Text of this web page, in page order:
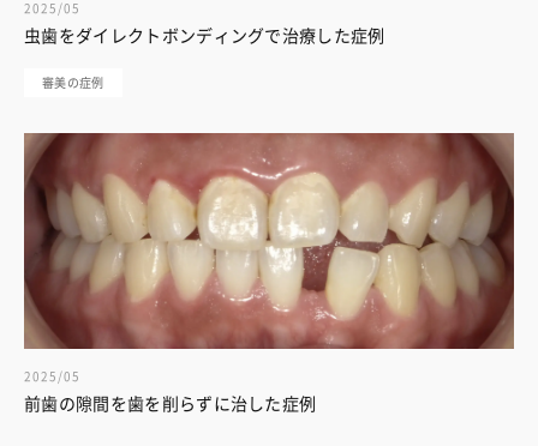
2025/05
虫歯をダイレクトボンディングで治療した症例
審美の症例
2025/05
前歯の隙間を歯を削らずに治した症例